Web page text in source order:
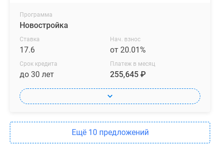
Программа
Новостройка
Ставка
17.6
Нач. взнос
от 20.01%
Срок кредита
до 30 лет
Платеж в месяц
255,645 ₽
Ещё 10 предложений